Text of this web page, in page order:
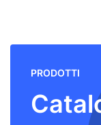
PRODOTTI